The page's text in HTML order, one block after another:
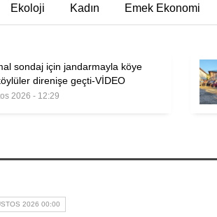
Ekoloji Kadın Emek Ekonomi
sondaj için jandarmayla köye
direnişe geçti-VİDEO
2026 - 12:29
2026 00:00